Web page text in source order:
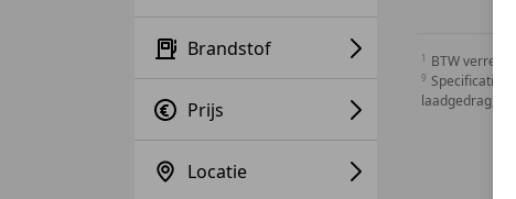
Brandstof
Prijs
Locatie
BTW
Specificatie
laadgedrag,